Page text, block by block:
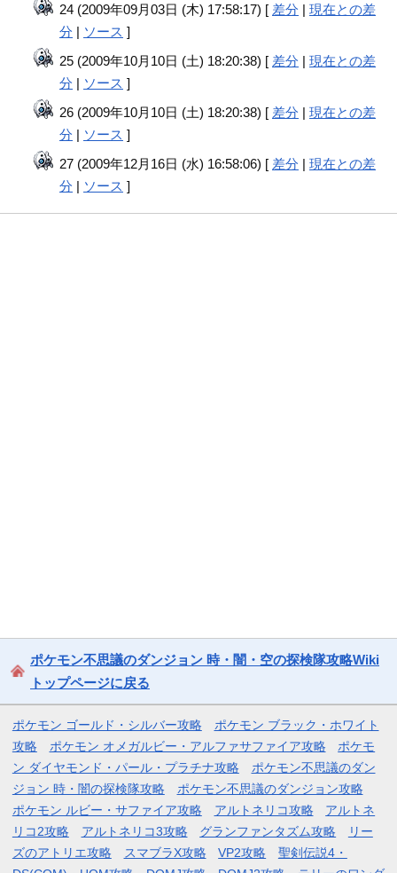
24 (2009年09月03日 (木) 17:58:17) [ 差分 |現在との差
分 | ソース ]
25 (2009年10月10日 (土) 18:20:38) [ 差分 |現在との差
分 | ソース ]
26 (2009年10月10日 (土) 18:20:38) [ 差分 |現在との差
分 | ソース ]
27 (2009年12月16日 (水) 16:58:06) [ 差分 |現在との差
分 | ソース ]
ポケモン不思議のダンジョン 時・闇・空の探検隊攻略Wiki
トップページに戻る
ポケモン ゴールド・シルバー攻略
ポケモン ブラック・ホワイト
攻略
ポケモン オメガルビー・アルファサファイア攻略
ポケモ
ン ダイヤモンド・パール・プラチナ攻略
ポケモン不思議のダン
ジョン 時・闇の探検隊攻略
ポケモン不思議のダンジョン攻略
ポケモン ルビー・サファイア攻略
アルトネリコ攻略
アルトネ
リコ2攻略
アルトネリコ3攻略 グランファンタズム攻略
リー
ズのアトリエ攻略
スマブラX攻略 VP2攻略
聖剣伝説4・